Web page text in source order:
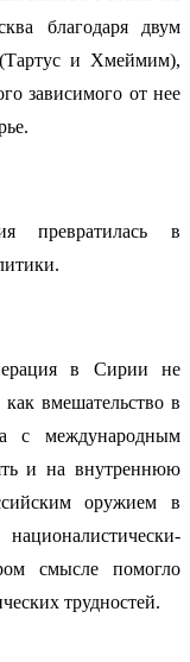
благодаря двум
и Хмеймим),
зависимого от нее
превратилась в
в Сирии не
вмешательство в
с международным
и на внутреннюю
оружием в
смысле помогло
трудностей.